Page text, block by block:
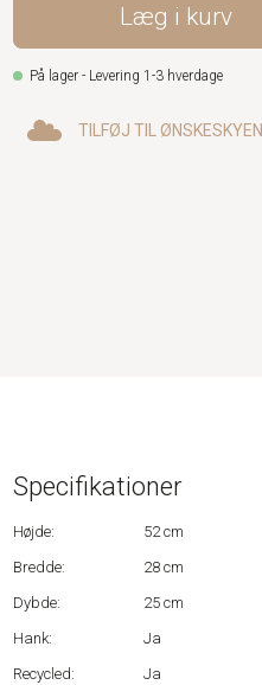
Læg i kurv
På lager - Levering 1-3 hverdage
TILFØJ TIL ØNSKESKYEN
Specifikationer
Højde:
52 cm
Bredde:
28 cm
Dybde:
25 cm
Hank:
Ja
Recycled:
Ja